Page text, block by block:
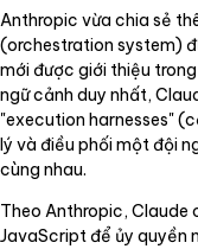
Anthropic vừa chia sẻ
(orchestration system)
mới được giới thiệu
ngữ cảnh duy nhất,
"execution harnesses"
lý và điều phối một đội
cùng nhau.
Theo Anthropic, Claude
JavaScript để ủy quyền